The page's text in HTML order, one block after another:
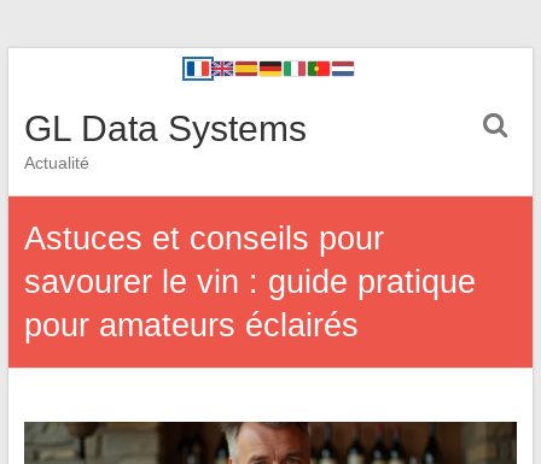
GL Data Systems
Actualité
Astuces et conseils pour
savourer le vin : guide pratique
pour amateurs éclairés